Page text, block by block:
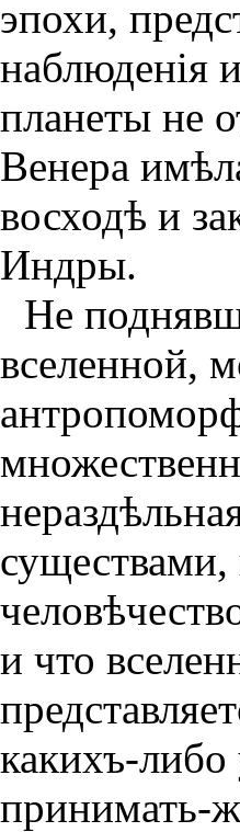
эпохи,
наблюденiя
планеты не
Венера
восходѣ и
Индры.
Не
вселенной,
существами,
и что
какихъ-
принимать-